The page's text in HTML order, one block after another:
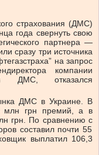
страхования (ДМС)
года свернуть свою
партнера —
сразу три источника
на запрос
компании
ДМС, отказался
ДМС в Украине. В
млн грн премий, а в
грн. По сравнению с
составил почти 55
выплатил 106,3